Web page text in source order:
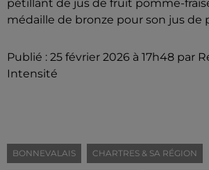
pétillant de jus de fruit pomme-
médaille de bronze pour son jus de
Publié : 25 février 2026 à 17h48 par
Intensité
BONNEVALAIS CHARTRES & SA RÉGION